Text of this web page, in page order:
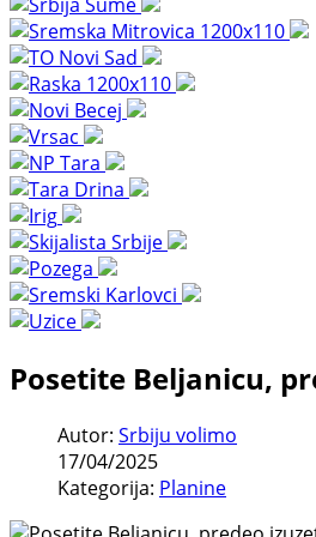
Posetite Beljanicu,
Autor: Srbiju volimo
17/04/2025
Kategorija: Planine